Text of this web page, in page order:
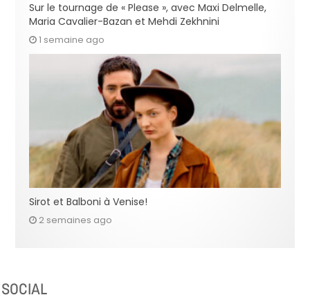
Sur le tournage de « Please », avec Maxi Delmelle,
Maria Cavalier-Bazan et Mehdi Zekhnini
1 semaine ago
Sirot et Balboni à Venise!
2 semaines ago
SOCIAL